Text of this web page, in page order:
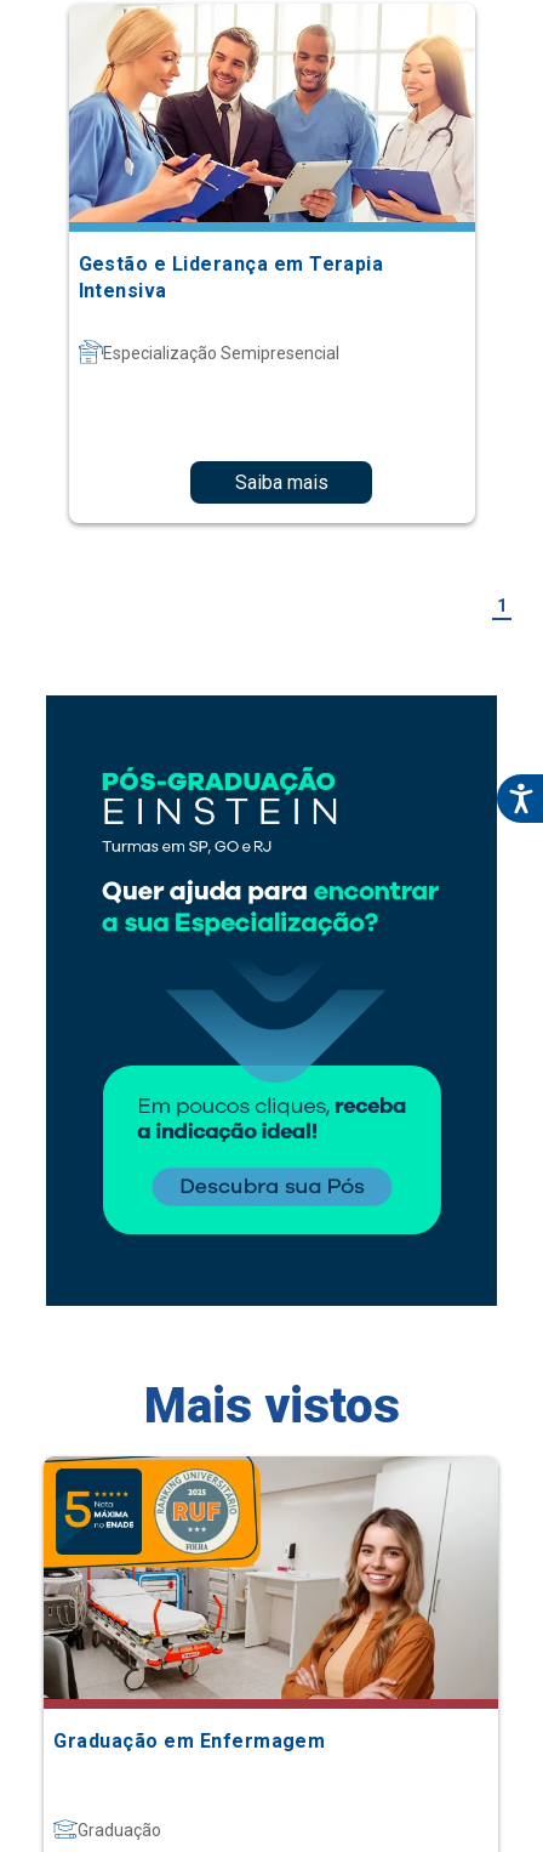
Gestão e Liderança em Terapia
Intensiva
Especialização Semipresencial
Saiba mais
1
Mais vistos
Graduação em Enfermagem
Graduação